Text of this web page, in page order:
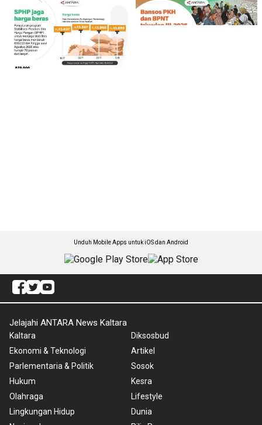
Unduh Mobile Apps untuk iOS dan Android
Jelajahi ANTARA News Kaltara
Kaltara
Ekonomi & Teknologi
Parlementaria & Politik
Hukum
Olahraga
Lingkungan Hidup
Diksosbud
Artikel
Sosok
Kesra
Lifestyle
Dunia